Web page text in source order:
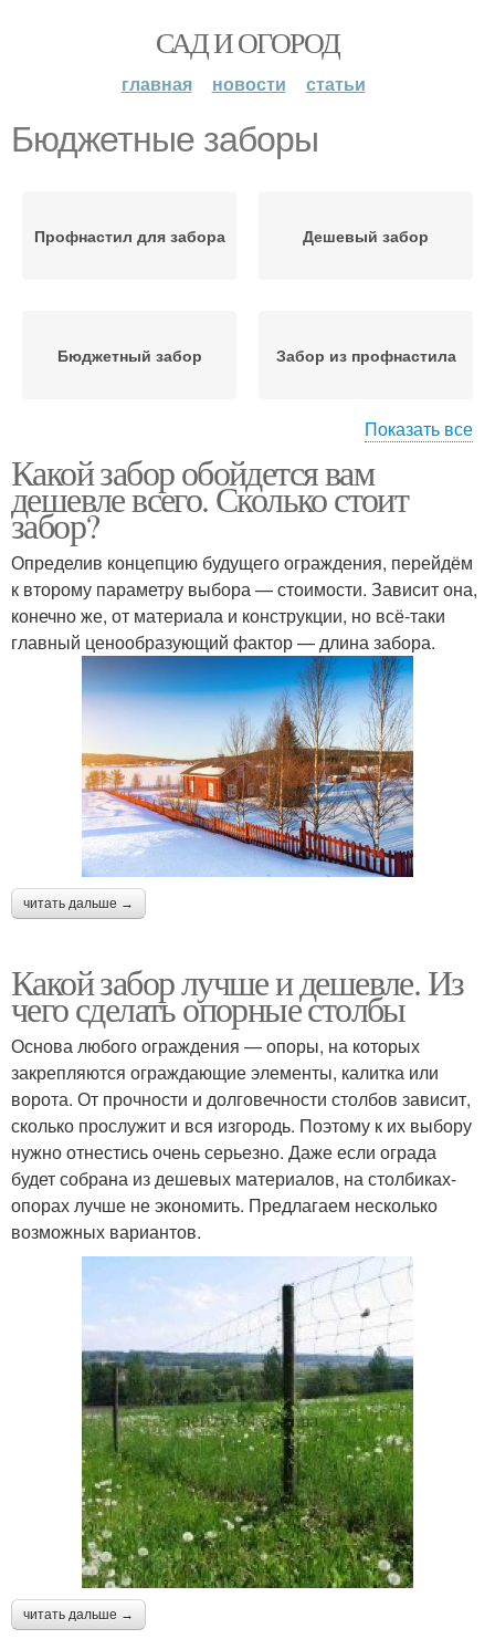
САД И ОГОРОД
главная новости статьи
Бюджетные заборы
Профнастил для забора Дешевый забор
Бюджетный забор Забор из профнастила
Забор для дачи Деревянный забор
Забор из бревен Дешевой забор
Деревянные заборы Забор на даче
Бесплатный забор Забор на дачу
Красивый забор Забор из рабицы
Показать все
Какой забор обойдется вам
дешевле всего. Сколько стоит
забор?
Определив концепцию будущего ограждения, перейдём
к второму параметру выбора — стоимости. Зависит она,
конечно же, от материала и конструкции, но всё-таки
главный ценообразующий фактор — длина забора.
читать дальше →
Какой забор лучше и дешевле. Из
чего сделать опорные столбы
Основа любого ограждения — опоры, на которых
закрепляются ограждающие элементы, калитка или
ворота. От прочности и долговечности столбов зависит,
сколько прослужит и вся изгородь. Поэтому к их выбору
нужно отнестись очень серьезно. Даже если ограда
будет собрана из дешевых материалов, на столбиках-
опорах лучше не экономить. Предлагаем несколько
возможных вариантов.
читать дальше →